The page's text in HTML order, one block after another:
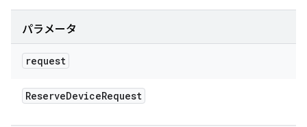
パラメータ
request
ReserveDeviceRequest